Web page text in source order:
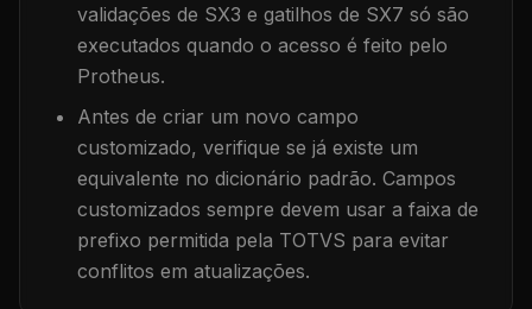
validações de SX3 e gatilhos de SX7 só são
executados quando o acesso é feito pelo
Protheus.
Antes de criar um novo campo
customizado, verifique se já existe um
equivalente no dicionário padrão. Campos
customizados sempre devem usar a faixa de
prefixo permitida pela TOTVS para evitar
conflitos em atualizações.